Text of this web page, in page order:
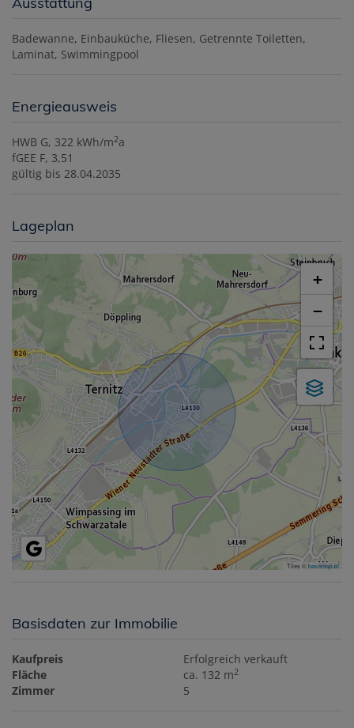
Badewanne Einbauküche Fliesen Getrennte Toiletten
Laminat Swimmingpool
Energieausweis
HWB G, 322 kWh/m2a
fGEE F, 3,51
gültig bis 28.04.2035
Lageplan
+
−
Tiles ©basemap.at
Basisdaten zur Immobilie
Kaufpreis
Erfolgreich verkauft
Fläche
ca. 132 m2
Zimmer 5